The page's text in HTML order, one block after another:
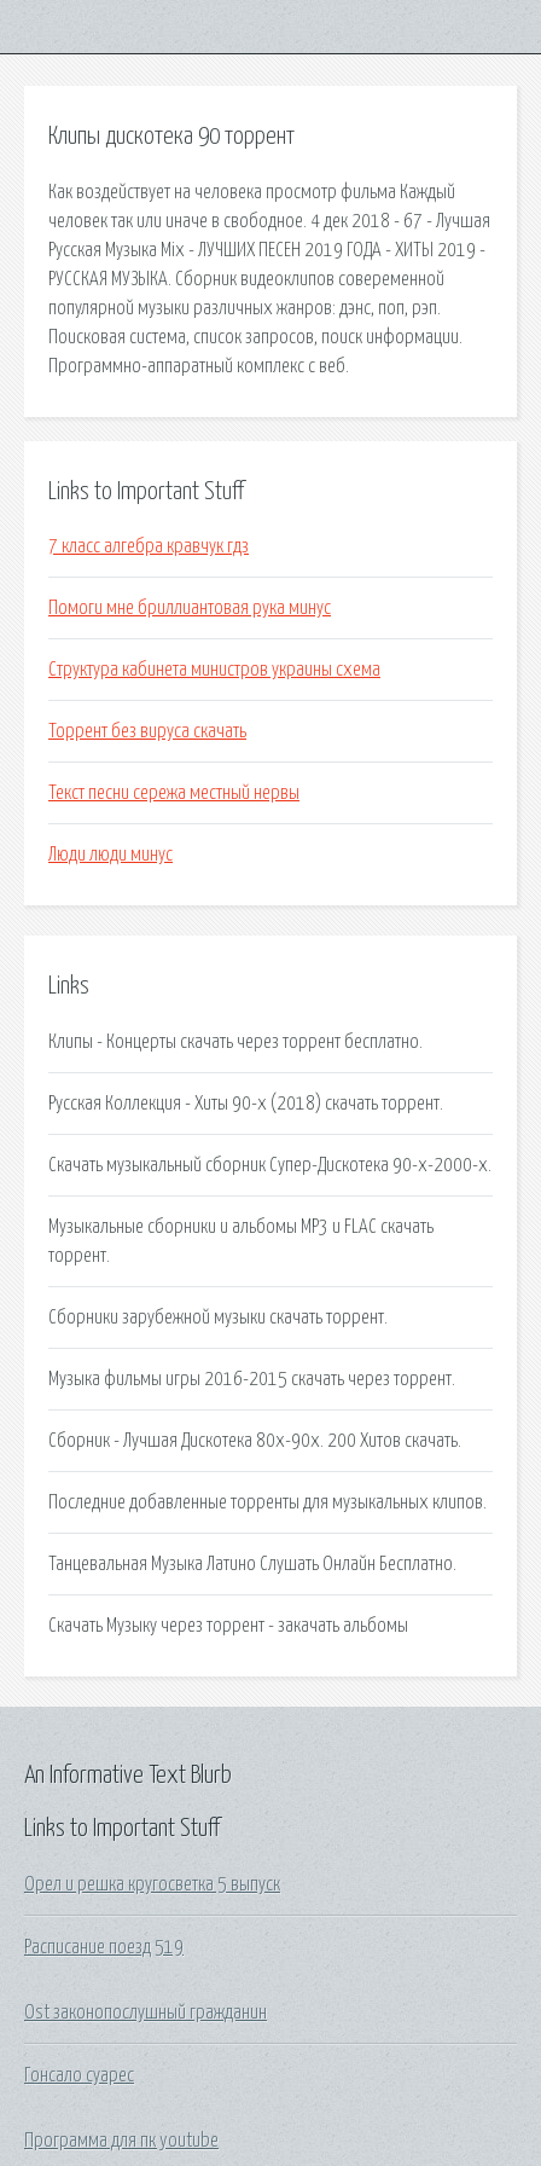
Клипы дискотека 90 торрент
Как воздействует на человека просмотр фильма Каждый
человек так или иначе в свободное. 4 дек 2018 - 67 - Лучшая
Русская Музыка Mix - ЛУЧШИХ ПЕСЕН 2019 ГОДА - ХИТЫ 2019 -
РУССКАЯ МУЗЫКА. Сборник видеоклипов совеременной
популярной музыки различных жанров: дэнс, поп, рэп.
Поисковая сиcтема, список запросов, поиск информации.
Программно-аппаратный комплекс с веб.
Links to Important Stuff
7 класс алгебра кравчук гдз
Помоги мне бриллиантовая рука минус
Структура кабинета министров украины схема
Торрент без вируса скачать
Текст песни сережа местный нервы
Люди люди минус
Links
Клипы - Концерты скачать через торрент бесплатно.
Русская Коллекция - Хиты 90-х (2018) скачать торрент.
Скачать музыкальный сборник Супер-Дискотека 90-х-2000-х.
Музыкальные сборники и альбомы MP3 и FLAC скачать
торрент.
Сборники зарубежной музыки скачать торрент.
Музыка фильмы игры 2016-2015 скачать через торрент.
Сборник - Лучшая Дискотека 80х-90х. 200 Хитов скачать.
Последние добавленные торренты для музыкальных клипов.
Танцевальная Музыка Латино Слушать Онлайн Бесплатно.
Скачать Музыку через торрент - закачать альбомы
Links to Important Stuff
Орел и решка кругосветка 5 выпуск
Расписание поезд 519
Ost законопослушный гражданин
Гонсало суарес
Программа для пк youtube
An Informative Text Blurb